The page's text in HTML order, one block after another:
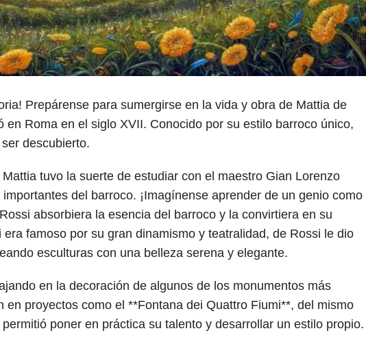
Prepárense para sumergirse en la vida y obra de Mattia de
en Roma en el siglo XVII. Conocido por su estilo barroco único,
descubierto.
tuvo la suerte de estudiar con el maestro Gian Lorenzo
del barroco. ¡Imagínense aprender de un genio como
absorbiera la esencia del barroco y la convirtiera en su
famoso por su gran dinamismo y teatralidad, de Rossi le dio
esculturas con una belleza serena y elegante.
en la decoración de algunos de los monumentos más
en proyectos como el **Fontana dei Quattro Fiumi**, del mismo
poner en práctica su talento y desarrollar un estilo propio.